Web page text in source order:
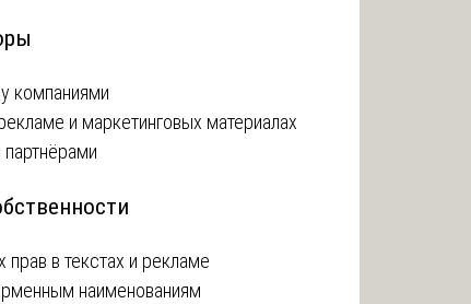
компаниями
и маркетинговых материалах
прав в текстах и рекламе
наименованиям